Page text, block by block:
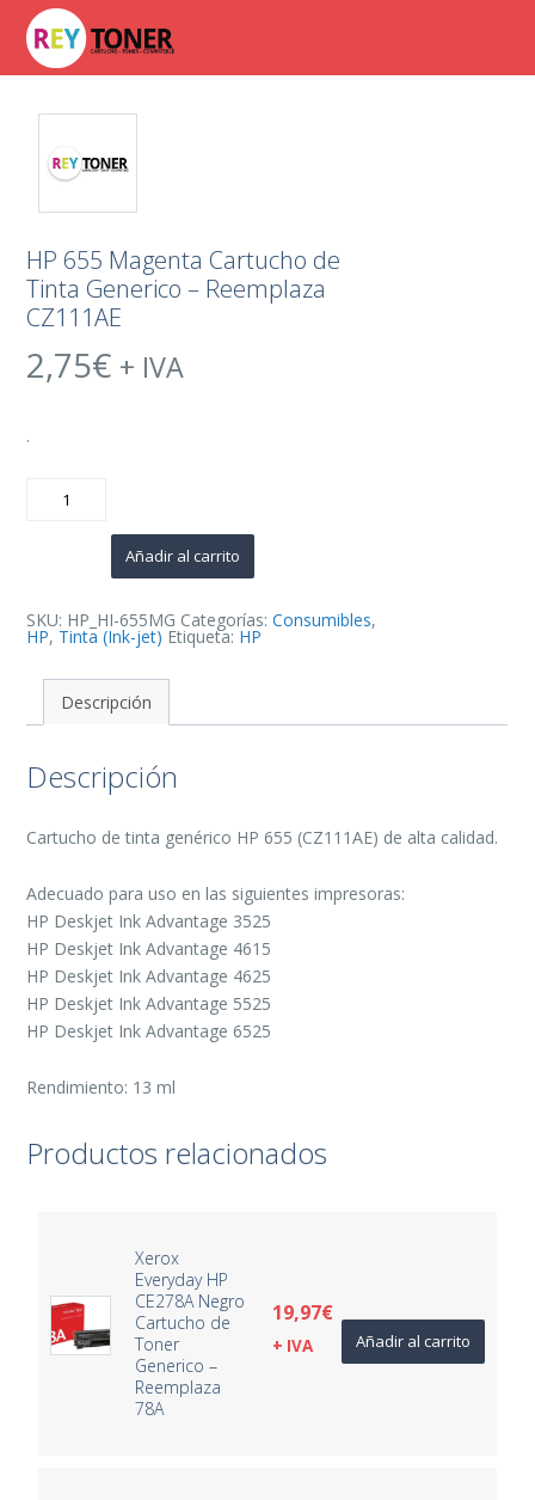
HP 655 Magenta Cartucho de
Tinta Generico – Reemplaza
CZ111AE
2,75€ + IVA
.
Reemplaza
CZ111AE
cantidad
Añadir al carrito
SKU: HP_HI-655MG Categorías:Consumibles,
HP, Tinta (Ink-jet) Etiqueta: HP
Descripción
Descripción
Cartucho de tinta genérico HP 655 (CZ111AE) de alta calidad.
Adecuado para uso en las siguientes impresoras:
HP Deskjet Ink Advantage 3525
HP Deskjet Ink Advantage 4615
HP Deskjet Ink Advantage 4625
HP Deskjet Ink Advantage 5525
HP Deskjet Ink Advantage 6525
Rendimiento: 13 ml
Productos relacionados
Xerox
Everyday HP
CE278A Negro
Cartucho de
Toner
Generico –
Reemplaza
78A
19,97€
+ IVA Añadir al carrito